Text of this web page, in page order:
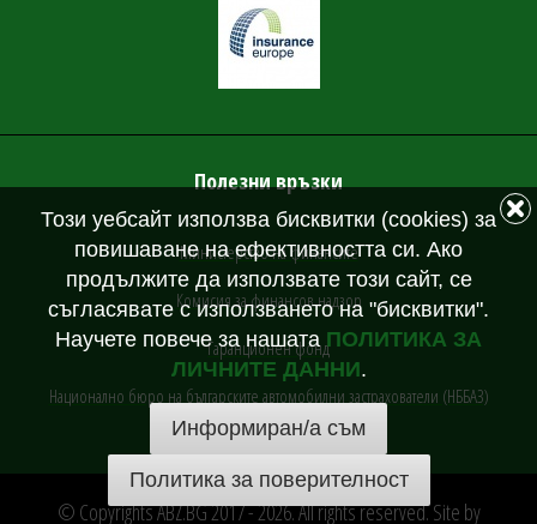
Полезни връзки
Министерство на финансите
Комисия за финансов надзор
Гаранционен фонд
Национално бюро на българските автомобилни застрахователи (НББАЗ)
© Copyrights ABZ.BG 2017 - 2026. All rights reserved. Site by
Този уебсайт използва бисквитки (cookies) за
повишаване на ефективността си. Ако
продължите да използвате този сайт, се
съгласявате с използването на "бисквитки".
Научете повече за нашатаПОЛИТИКА ЗА
ЛИЧНИТЕ ДАННИ.
Информиран/а съм
Политика за поверителност